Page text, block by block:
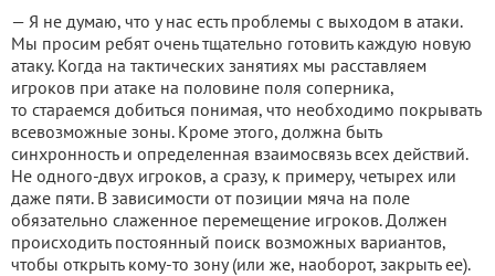
— Я не думаю, что у нас есть проблемы с выходом в атаки.
Мы просим ребят очень тщательно готовить каждую новую
атаку. Когда на тактических занятиях мы расставляем
игроков при атаке на половине поля соперника,
то стараемся добиться понимая, что необходимо покрывать
всевозможные зоны. Кроме этого, должна быть
синхронность и определенная взаимосвязь всех действий.
Не одного-двух игроков, а сразу, к примеру, четырех или
даже пяти. В зависимости от позиции мяча на поле
обязательно слаженное перемещение игроков. Должен
происходить постоянный поиск возможных вариантов,
чтобы открыть кому-то зону (или же, наоборот, закрыть ее).